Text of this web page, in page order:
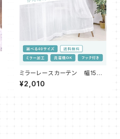
ミラーレースカーテン 幅150c
m 高さ233・238cm
¥2,010